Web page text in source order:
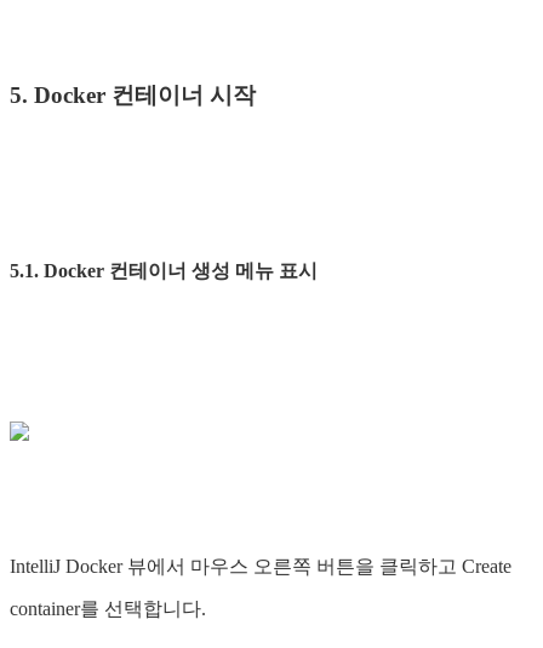
5. Docker 컨테이너 시작
5.1. Docker 컨테이너 생성 메뉴 표시
IntelliJ Docker 뷰에서 마우스 오른쪽 버튼을 클릭하고 Create
container를 선택합니다.